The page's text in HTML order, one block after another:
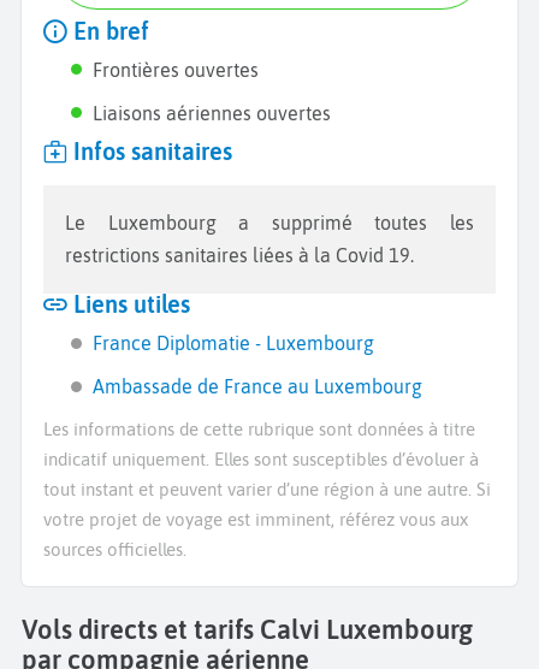
En bref
Frontières ouvertes
Liaisons aériennes ouvertes
Infos sanitaires
Le Luxembourg a supprimé toutes les
restrictions sanitaires liées à la Covid 19.
Liens utiles
France Diplomatie - Luxembourg
Ambassade de France au Luxembourg
Les informations de cette rubrique sont données à titre
indicatif uniquement. Elles sont susceptibles d’évoluer à
tout instant et peuvent varier d’une région à une autre. Si
votre projet de voyage est imminent, référez vous aux
sources officielles.
Vols directs et tarifs Calvi Luxembourg
par compagnie aérienne